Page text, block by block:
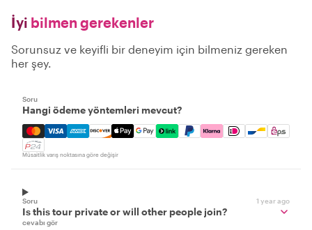
İyi bilmen gerekenler
Sorunsuz ve keyifli bir deneyim için bilmeniz gereken
her şey.
Soru
Hangi ödeme yöntemleri mevcut?
Mastercard, Visa, Amex, Discover, Apple Pay, Google
Müsaitlik varış noktasına göre değişir
Soru 1 year ago
Is this tour private or will other people join?
cevabı gör